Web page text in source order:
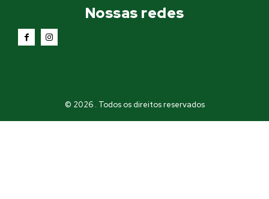
Nossas redes
© 2026 . Todos os direitos reservados